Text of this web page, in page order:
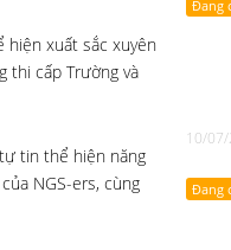
hiện xuất sắc xuyên
thi cấp Trường và
tin thể hiện năng
NGS-ers, cùng
Đang
10/
Đang